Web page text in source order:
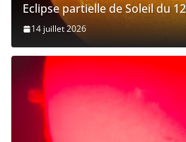
Eclipse partielle de Soleil du
14 juillet 2026